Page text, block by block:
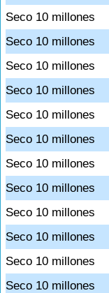
Seco 10 millones
Seco 10 millones
Seco 10 millones
Seco 10 millones
Seco 10 millones
Seco 10 millones
Seco 10 millones
Seco 10 millones
Seco 10 millones
Seco 10 millones
Seco 10 millones
Seco 10 millones